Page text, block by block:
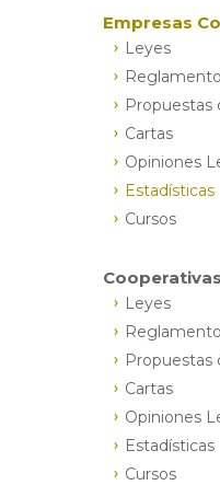
Empresas
Leyes
Propuestas
Cartas
Opiniones
Estadísticas
Cursos
Leyes
Propuestas
Cartas
Opiniones
Estadísticas
Cursos